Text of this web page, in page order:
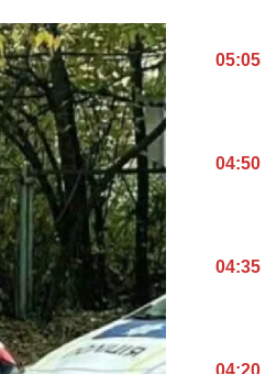
05:05
04:50
04:35
04:20